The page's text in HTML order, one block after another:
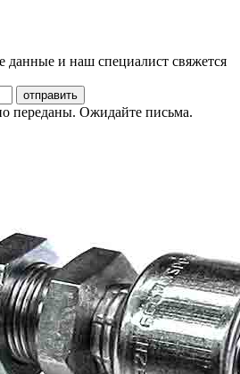
данные и наш специалист свяжется
переданы. Ожидайте письма.